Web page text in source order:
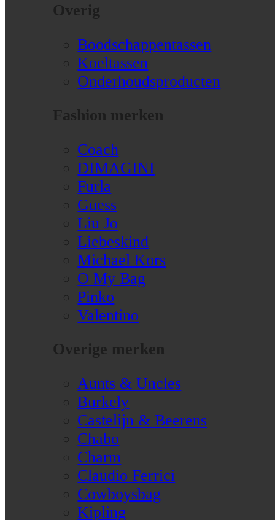
Overig
Boodschappentassen
Koeltassen
Onderhoudsproducten
Fashion merken
Coach
DIMAGINI
Furla
Guess
Liu Jo
Liebeskind
Michael Kors
O My Bag
Pinko
Valentino
Overige merken
Aunts & Uncles
Burkely
Castelijn & Beerens
Chabo
Charm
Claudio Ferrici
Cowboysbag
Kipling